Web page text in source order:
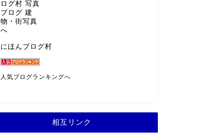
にほんブログ村
人気ブログランキングへ
相互リンク